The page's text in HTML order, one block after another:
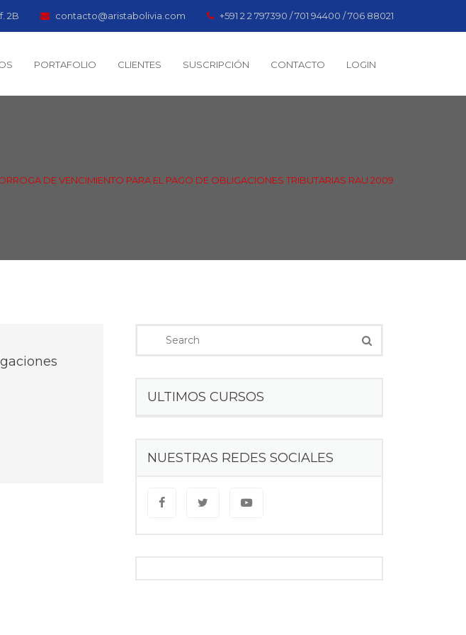
2B contacto@aristabolivia.com +591 2 2 797390 / 701 94400 / 706 88021
PORTAFOLIO CLIENTES SUSCRIPCIÓN CONTACTO LOGIN
DE VENCIMIENTO PARA EL PAGO DE OBLIGACIONES TRIBUTARIAS RAU 2009
ULTIMOS CURSOS
NUESTRAS REDES SOCIALES